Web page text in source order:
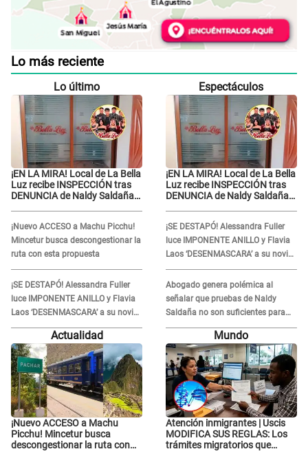
Lo más reciente
Lo último
¡EN LA MIRA! Local de La Bella
Luz recibe INSPECCIÓN tras
DENUNCIA de Naldy Saldaña
¡Nuevo ACCESO a Machu Picchu!
Mincetur busca descongestionar la
ruta con esta propuesta
¡SE DESTAPÓ! Alessandra Fuller
luce IMPONENTE ANILLO y Flavia
Laos ‘DESENMASCARA’ a su novio
extranjero: “Es su colágeno”
Espectáculos
¡EN LA MIRA! Local de La Bella
Luz recibe INSPECCIÓN tras
DENUNCIA de Naldy Saldaña
¡SE DESTAPÓ! Alessandra Fuller
luce IMPONENTE ANILLO y Flavia
Laos ‘DESENMASCARA’ a su novio
extranjero: “Es su colágeno”
Abogado genera polémica al
señalar que pruebas de Naldy
Saldaña no son suficientes para
condenar a César Sánchez: "No
justifica ser un delito"
Actualidad
¡Nuevo ACCESO a Machu
Picchu! Mincetur busca
descongestionar la ruta con
Mundo
Atención inmigrantes | Uscis
MODIFICA SUS REGLAS: Los
trámites migratorios que